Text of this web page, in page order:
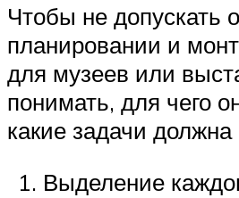
Чтобы не допускать
планировании и
для музеев или
понимать, для чего
какие задачи
Выделение